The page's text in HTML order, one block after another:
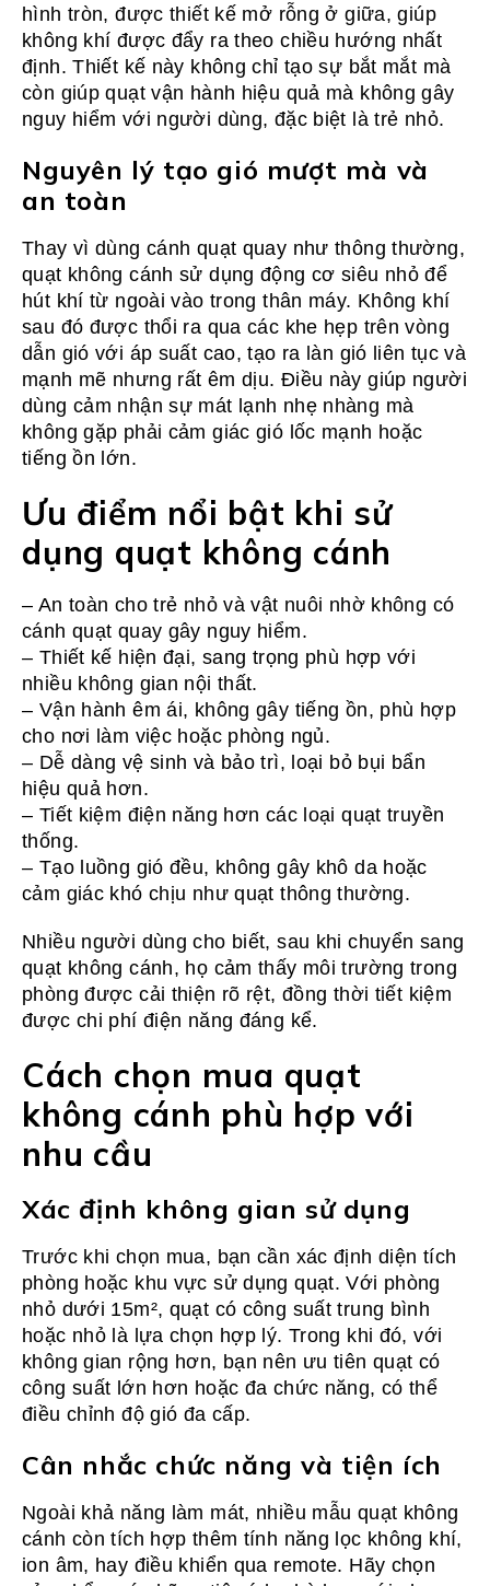
hình tròn, được thiết kế mở rỗng ở giữa, giúp
không khí được đẩy ra theo chiều hướng nhất
định. Thiết kế này không chỉ tạo sự bắt mắt mà
còn giúp quạt vận hành hiệu quả mà không gây
nguy hiểm với người dùng, đặc biệt là trẻ nhỏ.
Nguyên lý tạo gió mượt mà và
an toàn
Thay vì dùng cánh quạt quay như thông thường,
quạt không cánh sử dụng động cơ siêu nhỏ để
hút khí từ ngoài vào trong thân máy. Không khí
sau đó được thổi ra qua các khe hẹp trên vòng
dẫn gió với áp suất cao, tạo ra làn gió liên tục và
mạnh mẽ nhưng rất êm dịu. Điều này giúp người
dùng cảm nhận sự mát lạnh nhẹ nhàng mà
không gặp phải cảm giác gió lốc mạnh hoặc
tiếng ồn lớn.
Ưu điểm nổi bật khi sử
dụng quạt không cánh
– An toàn cho trẻ nhỏ và vật nuôi nhờ không có
cánh quạt quay gây nguy hiểm.
– Thiết kế hiện đại, sang trọng phù hợp với
nhiều không gian nội thất.
– Vận hành êm ái, không gây tiếng ồn, phù hợp
cho nơi làm việc hoặc phòng ngủ.
– Dễ dàng vệ sinh và bảo trì, loại bỏ bụi bẩn
hiệu quả hơn.
– Tiết kiệm điện năng hơn các loại quạt truyền
thống.
– Tạo luồng gió đều, không gây khô da hoặc
cảm giác khó chịu như quạt thông thường.
Nhiều người dùng cho biết, sau khi chuyển sang
quạt không cánh, họ cảm thấy môi trường trong
phòng được cải thiện rõ rệt, đồng thời tiết kiệm
được chi phí điện năng đáng kể.
Cách chọn mua quạt
không cánh phù hợp với
nhu cầu
Xác định không gian sử dụng
Trước khi chọn mua, bạn cần xác định diện tích
phòng hoặc khu vực sử dụng quạt. Với phòng
nhỏ dưới 15m², quạt có công suất trung bình
hoặc nhỏ là lựa chọn hợp lý. Trong khi đó, với
không gian rộng hơn, bạn nên ưu tiên quạt có
công suất lớn hơn hoặc đa chức năng, có thể
điều chỉnh độ gió đa cấp.
Cân nhắc chức năng và tiện ích
Ngoài khả năng làm mát, nhiều mẫu quạt không
cánh còn tích hợp thêm tính năng lọc không khí,
ion âm, hay điều khiển qua remote. Hãy chọn